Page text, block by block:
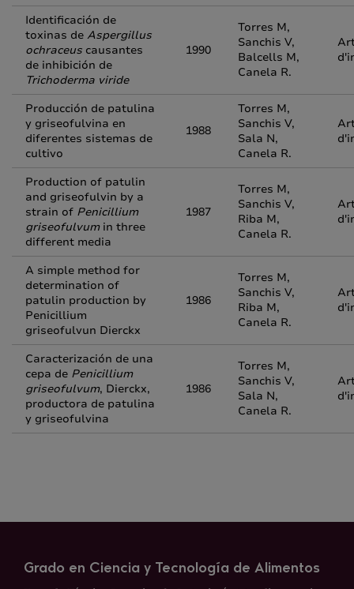
Identificación de
toxinas de Aspergillus
ochraceus causantes
de inhibición de
Trichoderma viride
1990
Torres M,
Sanchis V,
Balcells M,
Canela R.
Producción de patulina
y griseofulvina en
diferentes sistemas de
cultivo
1988
Torres M,
Sanchis V,
Sala N,
Canela R.
Production of patulin
and griseofulvin by a
strain of Penicillium
griseofulvumin three
different media
1987
Torres M,
Sanchis V,
Riba M,
Canela R.
A simple method for
determination of
patulin production by
Penicillium
griseofulvun Dierckx
1986
Torres M,
Sanchis V,
Riba M,
Canela R.
Caracterización de una
cepa de Penicillium
griseofulvum, Dierckx,
productora de patulina
y griseofulvina
1986
Torres M,
Sanchis V,
Sala N,
Canela R.
Grado en Ciencia y Tecnología de Alimentos